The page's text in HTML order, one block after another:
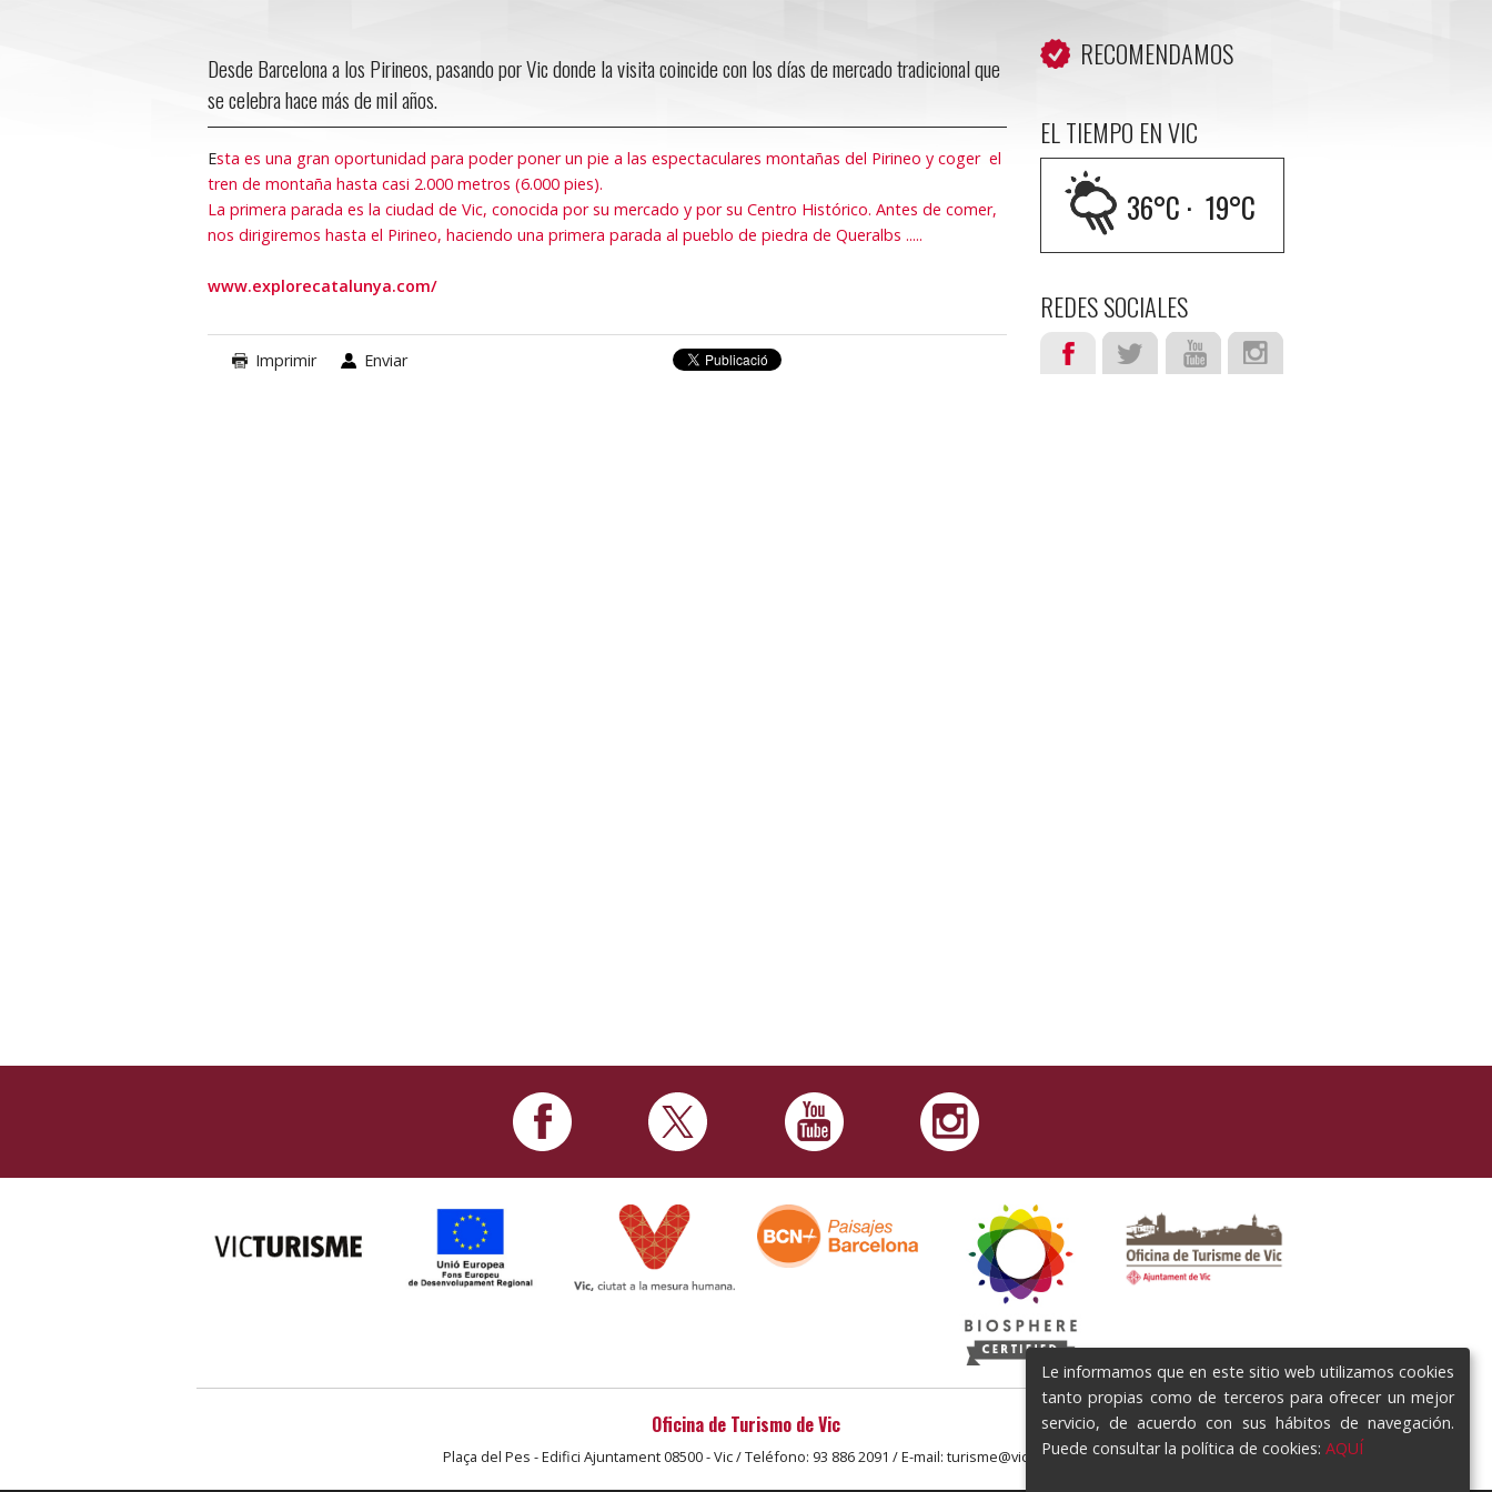
Desde Barcelona a los Pirineos, pasando por Vic donde la visita coincide con los días de mercado tradicional que
se celebra hace más de mil años.
Esta es una gran oportunidad para poder poner un pie a las espectaculares montañas del Pirineo y coger el
tren de montaña hasta casi 2.000 metros (6.000 pies).
La primera parada es la ciudad de Vic, conocida por su mercado y por su Centro Histórico. Antes de comer,
nos dirigiremos hasta el Pirineo, haciendo una primera parada al pueblo de piedra de Queralbs .....
www.explorecatalunya.com/
Imprimir Enviar
RECOMENDAMOS
EL TIEMPO EN VIC
36°C · 19°C
REDES SOCIALES
Oficina de Turismo de Vic
Plaça del Pes - Edifici Ajuntament 08500 - Vic / Teléfono: 93 886 2091 / E-mail: turisme@vic.cat
Le informamos que en este sitio web utilizamos cookies
tanto propias como de terceros para ofrecer un mejor
servicio, de acuerdo con sus hábitos de navegación.
Puede consultar la política de cookies: AQUÍ